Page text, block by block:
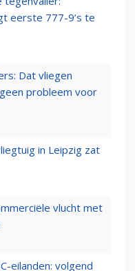
eerste 777-9’s te
Dat vliegen
probleem voor
in Leipzig zat
vlucht met
eilanden: volgend